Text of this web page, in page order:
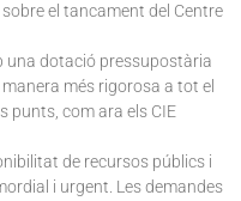
el tancament del Centre
una dotació pressupostària
més rigorosa a tot el
com ara els CIE
de recursos públics i
i urgent. Les demandes